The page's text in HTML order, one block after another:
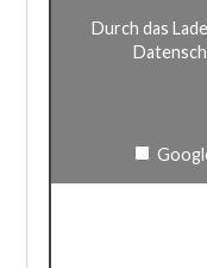
Durch das